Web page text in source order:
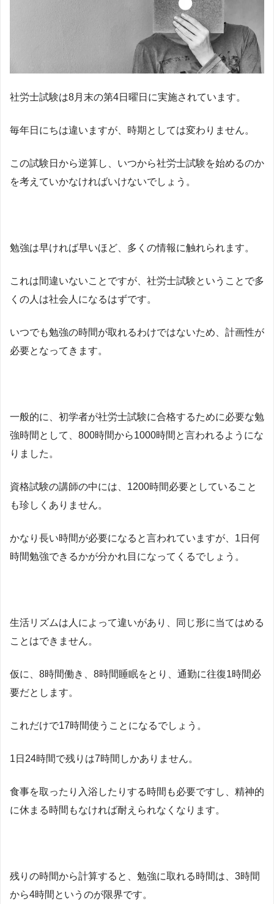
社労士試験は8月末の第4日曜日に実施されています。
毎年日にちは違いますが、時期としては変わりません。
この試験日から逆算し、いつから社労士試験を始めるのか
を考えていかなければいけないでしょう。
勉強は早ければ早いほど、多くの情報に触れられます。
これは間違いないことですが、社労士試験ということで多
くの人は社会人になるはずです。
いつでも勉強の時間が取れるわけではないため、計画性が
必要となってきます。
一般的に、初学者が社労士試験に合格するために必要な勉
強時間として、800時間から1000時間と言われるようにな
りました。
資格試験の講師の中には、1200時間必要としていること
も珍しくありません。
かなり長い時間が必要になると言われていますが、1日何
時間勉強できるかが分かれ目になってくるでしょう。
生活リズムは人によって違いがあり、同じ形に当てはめる
ことはできません。
仮に、8時間働き、8時間睡眠をとり、通勤に往復1時間必
要だとします。
これだけで17時間使うことになるでしょう。
1日24時間で残りは7時間しかありません。
食事を取ったり入浴したりする時間も必要ですし、精神的
に休まる時間もなければ耐えられなくなります。
残りの時間から計算すると、勉強に取れる時間は、3時間
から4時間というのが限界です。